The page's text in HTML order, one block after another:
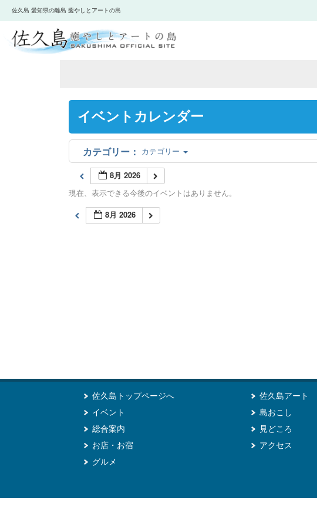
佐久島 愛知県の離島 癒やしとアートの島
イベントカレンダー
カテゴリー
8月 2026
現在、表示できる今後のイベントはありません。
8月 2026
佐久島トップページへ
イベント
総合案内
お店・お宿
グルメ
佐久島アート
島おこし
見どころ
アクセス